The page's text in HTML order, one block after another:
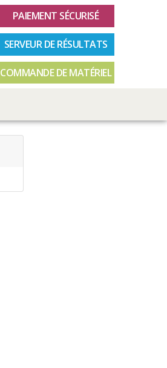
PAIEMENT SÉCURISÉ
SERVEUR DE RÉSULTATS
COMMANDE DE MATÉRIEL